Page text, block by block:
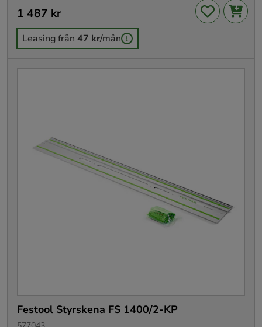
Pris:1 487 kr
1 487 kr
Leasing från 47 kr/mån
Festool Styrskena FS 1400/2-KP